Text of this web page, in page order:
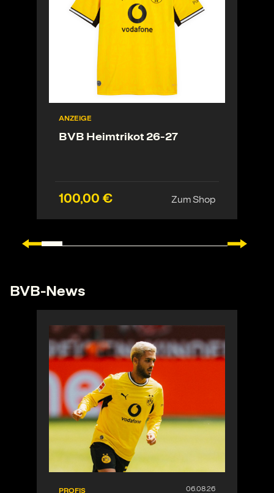
ANZEIGE
BVB Heimtrikot 26-27
100,00 € Zum Shop
BVB-News
PROFIS